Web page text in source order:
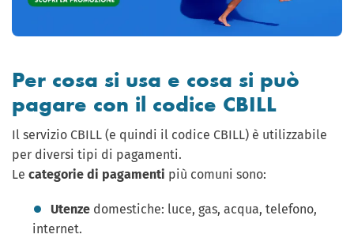
Per cosa si usa e cosa si può
pagare con il codice CBILL
Il servizio CBILL (e quindi il codice CBILL) è utilizzabile
per diversi tipi di pagamenti.
Le categorie di pagamenti più comuni sono:
Utenze domestiche: luce, gas, acqua, telefono,
internet.